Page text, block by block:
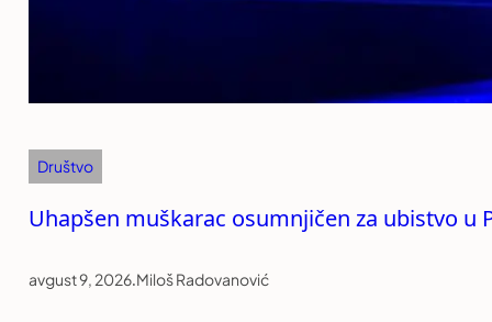
Društvo
Uhapšen muškarac osumnjičen za ubistvo u
avgust 9, 2026.Miloš Radovanović